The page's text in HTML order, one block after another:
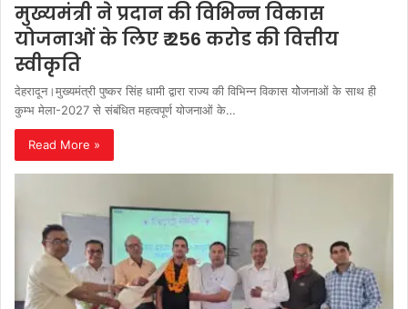
मुख्यमंत्री ने प्रदान की विभिन्न विकास
योजनाओं के लिए ₹ 256 करोड की वित्तीय
स्वीकृति
देहरादून।मुख्यमंत्री पुष्कर सिंह धामी द्वारा राज्य की विभिन्न विकास योेजनाओं के साथ ही
कुम्भ मेला-2027 से संबंधित महत्वपूर्ण योजनाओं के…
Read More »